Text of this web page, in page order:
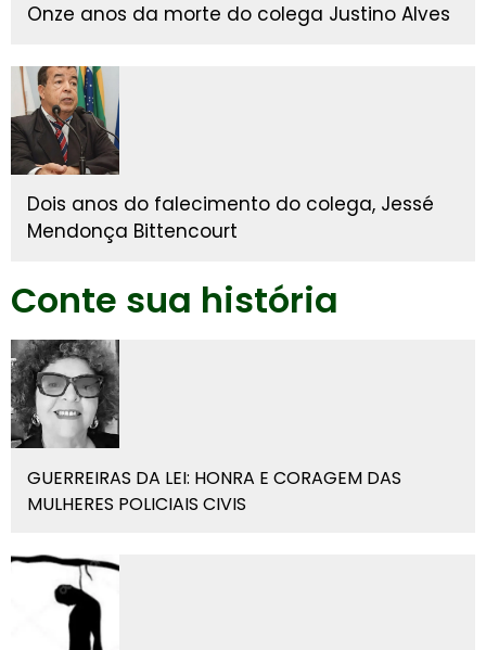
Onze anos da morte do colega Justino Alves
Dois anos do falecimento do colega, Jessé
Mendonça Bittencourt
Conte sua história
GUERREIRAS DA LEI: HONRA E CORAGEM DAS
MULHERES POLICIAIS CIVIS